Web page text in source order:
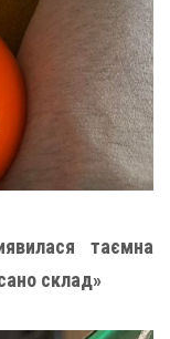
таємна
склад»